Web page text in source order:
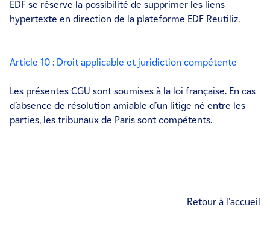
EDF se réserve la possibilité de supprimer les liens
hypertexte en direction de la plateforme EDF Reutiliz.
Article 10 : Droit applicable et juridiction compétente
Les présentes CGU sont soumises à la loi française. En cas
d’absence de résolution amiable d’un litige né entre les
parties, les tribunaux de Paris sont compétents.
Retour à l'accueil